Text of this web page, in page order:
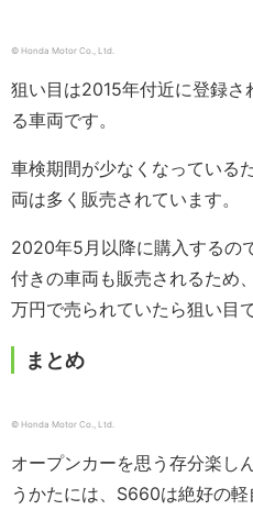
© Honda Motor Co., Ltd.
狙い目は2015年付近に登録さ
る車両です。
車検期間が少なくなっている
両は多く販売されています。
2020年5月以降に購入するの
付きの車両も販売されるため
万円で売られていたら狙い目で
まとめ
© Honda Motor Co., Ltd.
オープンカーを思う存分楽し
うかたには、S660は絶好の軽